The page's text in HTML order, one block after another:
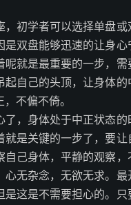
，初学者可以选择单盘或
是双盘能够迅速的让身心
呢就是最重要的一步，需
起自己的头顶，让身体
不偏不倚。
了，身体处于中正状态的
就是关键的一步了，要
己身体，平静的观察，
心无杂念，无欲无求。最
是这是不需要担心的。只